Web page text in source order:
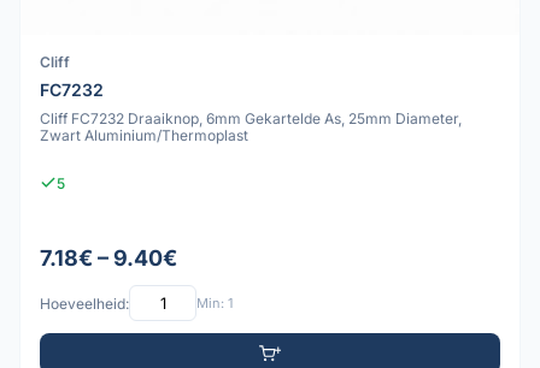
Cliff
FC7232
Cliff FC7232 Draaiknop, 6mm Gekartelde As, 25mm Diameter,
Zwart Aluminium/Thermoplast
5
7.18€ – 9.40€
Hoeveelheid: Min: 1